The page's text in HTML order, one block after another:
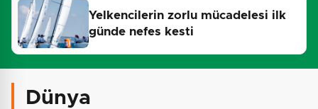
Yelkencilerin zorlu mücadelesi ilk
günde nefes kesti
Dünya